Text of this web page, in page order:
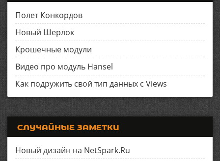
Полет Конкордов
Новый Шерлок
Крошечные модули
Видео про модуль Hansel
Как подружить свой тип данных с Views
СЛУЧАЙНЫЕ ЗАМЕТКИ
Новый дизайн на NetSpark.Ru